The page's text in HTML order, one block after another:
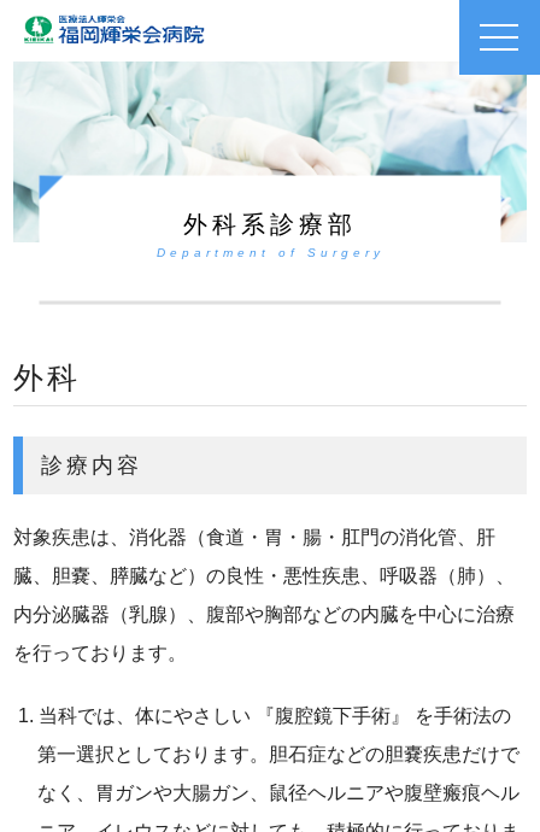
toggle
外科系診療部
Department of Surgery
外科
診療内容
対象疾患は、消化器（食道・胃・腸・肛門の消化管、肝
臓、胆嚢、膵臓など）の良性・悪性疾患、呼吸器（肺）、
内分泌臓器（乳腺）、腹部や胸部などの内臓を中心に治療
を行っております。
当科では、体にやさしい 『腹腔鏡下手術』 を手術法の
第一選択としております。胆石症などの胆嚢疾患だけで
なく、胃ガンや大腸ガン、鼠径ヘルニアや腹壁瘢痕ヘル